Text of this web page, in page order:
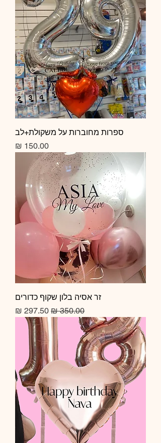
ספרות מחוברות על משקולת+לב
מחיר
זר אסיה בלון שקוף כדורים
מחיר רגיל מחיר מבצע